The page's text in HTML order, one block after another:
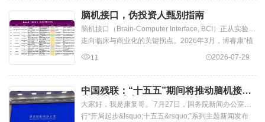
脑机接口，伪投资人甄别指南
脑机接口（Brain-Computer Interface, BCI）正从实验室
走向临床与商业化的关键拐点。2026年3月，博睿康"植
入式脑机接口手部运动功能代偿...
11 2026-07-29
中国残联：“十五五”期间将推动脑机接口
等科技助残应用
大家好，我是康复哥。 7月27日，国务院新闻办公室举
行“开局起步&lsquo;十五五&rsquo;”系列主题新闻发布